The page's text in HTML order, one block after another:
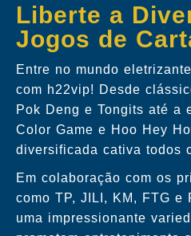
Liberte a
Jogos de
Entre no mundo
com h22vip! Desde
Pok Deng e Tongits até a
Color Game e Hoo Hey
diversificada cativa todos
Em colaboração com os
como TP, JILI, KM, FTG e
uma impressionante